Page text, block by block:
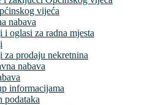
vijeća
nabava
i oglasi za radna mjesta
za prodaju nekretnina
nabava
informacijama
podataka